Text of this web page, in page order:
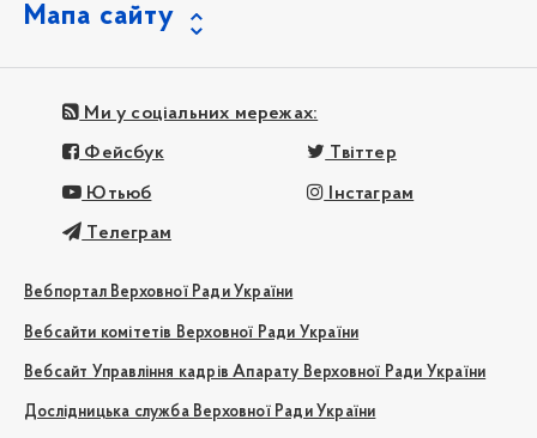
Мапа сайту
Ми у соціальних мережах:
Фейсбук Твіттер
Ютьюб Інстаграм
Телеграм
Вебпортал Верховної Ради України
Вебсайти комітетів Верховної Ради України
Вебсайт Управління кадрів Апарату Верховної Ради України
Дослідницька служба Верховної Ради України